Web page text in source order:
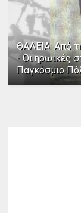
ΘΑΛΕΙΑ: Από
- Οι ηρωικές
Παγκόσμιο